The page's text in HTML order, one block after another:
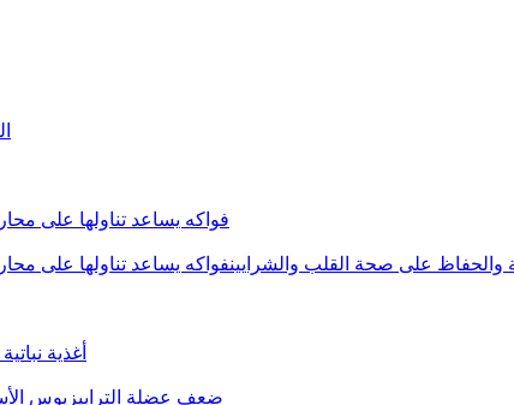
فواكه يساعد تناولها على
والحفاظ على صحة القلب والشرايينفواكه يساعد تناولها على
أغذية
ضعف عضلة الترابيزيوس